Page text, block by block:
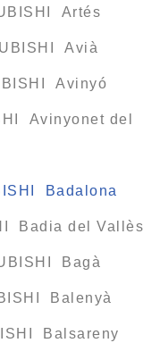
Artés
Avià
Avinyó
Avinyonet del
Badalona
Badia del Vallès
Bagà
Balenyà
Balsareny